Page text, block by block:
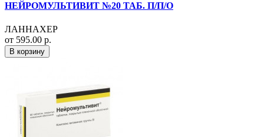
НЕЙРОМУЛЬТИВИТ №20 ТАБ. П/П/О
ЛАННАХЕР
от 595.00 р.
В корзину